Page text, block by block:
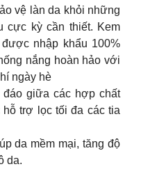
vệ làn da khỏi những
cực kỳ cần thiết. Kem
nhập khẩu 100%
nắng hoàn hảo với
ngày hè
giữa các hợp chất
trợ lọc tối đa các tia
da mềm mại, tăng độ
da.